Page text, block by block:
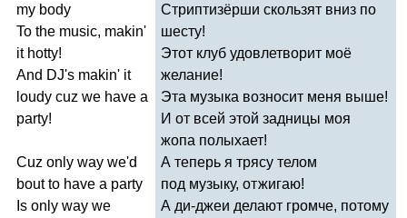
my body
To the music, makin'
it hotty!
And DJ's makin' it
loudy cuz we have a
party!
Cuz only way we'd
bout to have a party
Is only way we
Стриптизёрши скользят вниз по
шесту!
Этот клуб удовлетворит моё
желание!
Эта музыка возносит меня выше!
И от всей этой задницы моя
жопа полыхает!
А теперь я трясу телом
под музыку, отжигаю!
А ди-джеи делают громче, потому